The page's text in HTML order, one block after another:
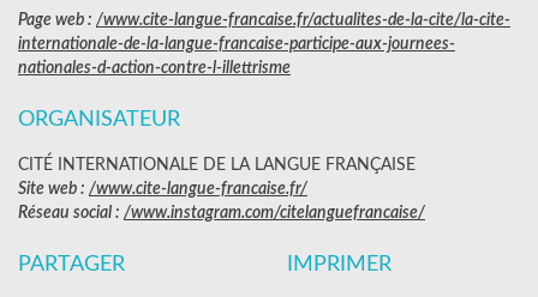
Page web : /www.cite-langue-francaise.fr/actualites-de-la-cite/la-cite-
internationale-de-la-langue-francaise-participe-aux-journees-
nationales-d-action-contre-l-illettrisme
ORGANISATEUR
CITÉ INTERNATIONALE DE LA LANGUE FRANÇAISE
Site web : /www.cite-langue-francaise.fr/
Réseau social : /www.instagram.com/citelanguefrancaise/
PARTAGER IMPRIMER